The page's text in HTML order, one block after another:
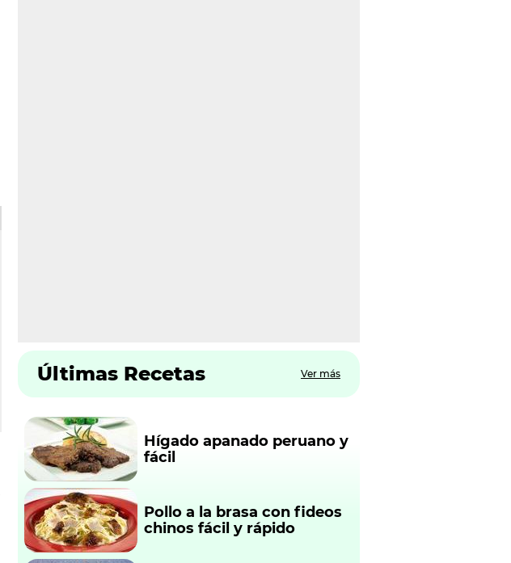
Últimas Recetas Ver más
Hígado apanado peruano y
fácil
Pollo a la brasa con fideos
chinos fácil y rápido